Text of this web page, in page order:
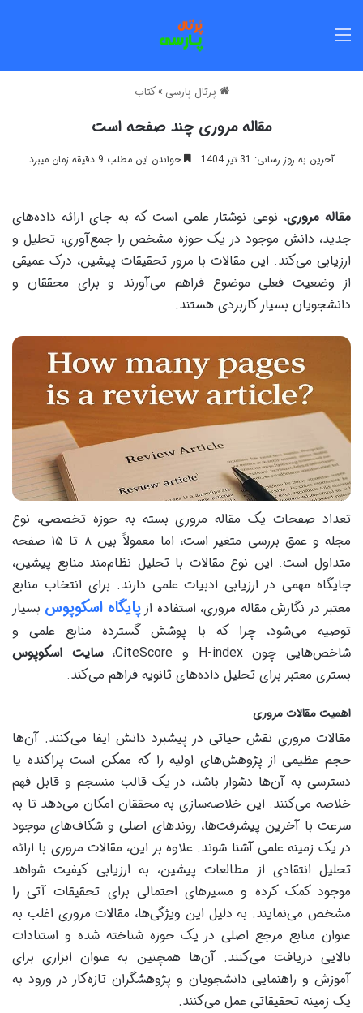
پرتال پارسی » کتاب
مقاله مروری چند صفحه است
آخرین به روز رسانی: 31 تیر 1404 خواندن این مطلب 9 دقیقه زمان میبرد
مقاله مروری، نوعی نوشتار علمی است که به جای ارائه داده‌های
جدید، دانش موجود در یک حوزه مشخص را جمع‌آوری، تحلیل و
ارزیابی می‌کند. این مقالات با مرور تحقیقات پیشین، درک عمیقی
از وضعیت فعلی موضوع فراهم می‌آورند و برای محققان و
دانشجویان بسیار کاربردی هستند.
تعداد صفحات یک مقاله مروری بسته به حوزه تخصصی، نوع
مجله و عمق بررسی متغیر است، اما معمولاً بین ۸ تا ۱۵ صفحه
متداول است. این نوع مقالات با تحلیل نظام‌مند منابع پیشین،
جایگاه مهمی در ارزیابی ادبیات علمی دارند. برای انتخاب منابع
معتبر در نگارش مقاله مروری، استفاده ازپایگاه اسکوپوس بسیار
توصیه می‌شود، چرا که با پوشش گسترده منابع علمی و
شاخص‌هایی چون H-index و CiteScore،
سایت اسکوپوس
بستری معتبر برای تحلیل داده‌های ثانویه فراهم می‌کند.
اهمیت مقالات مروری
مقالات مروری نقش حیاتی در پیشبرد دانش ایفا می‌کنند. آن‌ها
حجم عظیمی از پژوهش‌های اولیه را که ممکن است پراکنده یا
دسترسی به آن‌ها دشوار باشد، در یک قالب منسجم و قابل فهم
خلاصه می‌کنند. این خلاصه‌سازی به محققان امکان می‌دهد تا به
سرعت با آخرین پیشرفت‌ها، روندهای اصلی و شکاف‌های موجود
در یک زمینه علمی آشنا شوند. علاوه بر این، مقالات مروری با ارائه
تحلیل انتقادی از مطالعات پیشین، به ارزیابی کیفیت شواهد
موجود کمک کرده و مسیرهای احتمالی برای تحقیقات آتی را
مشخص می‌نمایند. به دلیل این ویژگی‌ها، مقالات مروری اغلب به
عنوان منابع مرجع اصلی در یک حوزه شناخته شده و استنادات
بالایی دریافت می‌کنند. آن‌ها همچنین به عنوان ابزاری برای
آموزش و راهنمایی دانشجویان و پژوهشگران تازه‌کار در ورود به
یک زمینه تحقیقاتی عمل می‌کنند.